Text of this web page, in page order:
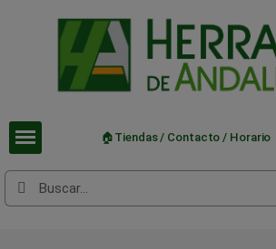
🏠Tiendas / Contacto / Horario